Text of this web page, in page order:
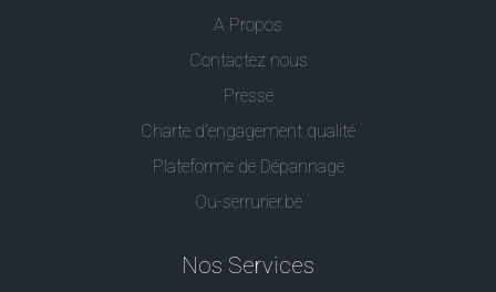
A Propos
Contactez nous
Presse
Charte d’engagement qualité
Plateforme de Dépannage
Ou-serrurier.be
Nos Services